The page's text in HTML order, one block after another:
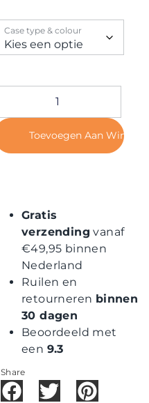
Case type & colour
Toevoegen Aan
Gratis
verzending vanaf
€49,95 binnen
Nederland
Ruilen en
retourneren binnen
30 dagen
Beoordeeld met
een 9.3
Share